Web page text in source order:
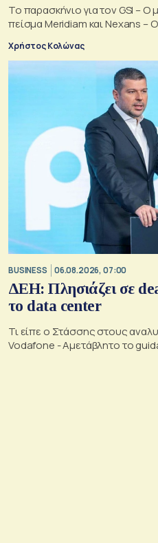
Το παρασκήνιο για τον GSI –
πείσμα Meridiam και Nexans –
Χρήστος Κολώνας
BUSINESS 06.08.2026, 07:00
ΔΕΗ: Πλησιάζει σε
το data center
Τι είπε ο Στάσσης στους
Vodafone - Αμετάβλητο το